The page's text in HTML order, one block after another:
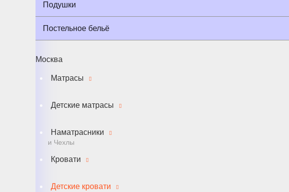
Подушки
Постельное бельё
Москва
Матрасы
Детские матрасы
Наматрасники
и Чехлы
Кровати
Детские кровати